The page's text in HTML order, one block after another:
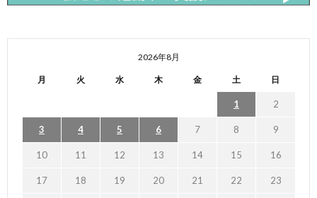
2026年8月
月 火 水 木 金 土 日
1 2
3 4 5 6 7 8 9
10 11 12 13 14 15 16
17 18 19 20 21 22 23